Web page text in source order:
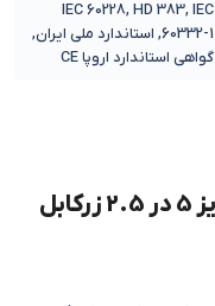
IEC 60228, HD 383, IEC
60332-1, استاندارد ملی ایران,
گواهی استاندارد اروپا CE
بررسی کابل افشان NYMHY سایز 5 در 2.5 زرکابل